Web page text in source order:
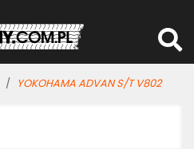
YOKOHAMA ADVAN S/T V802